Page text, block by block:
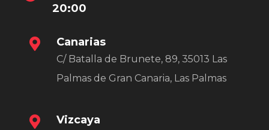
20:00
Canarias
C/ Batalla de Brunete, 89, 35013 Las
Palmas de Gran Canaria, Las Palmas
Vizcaya